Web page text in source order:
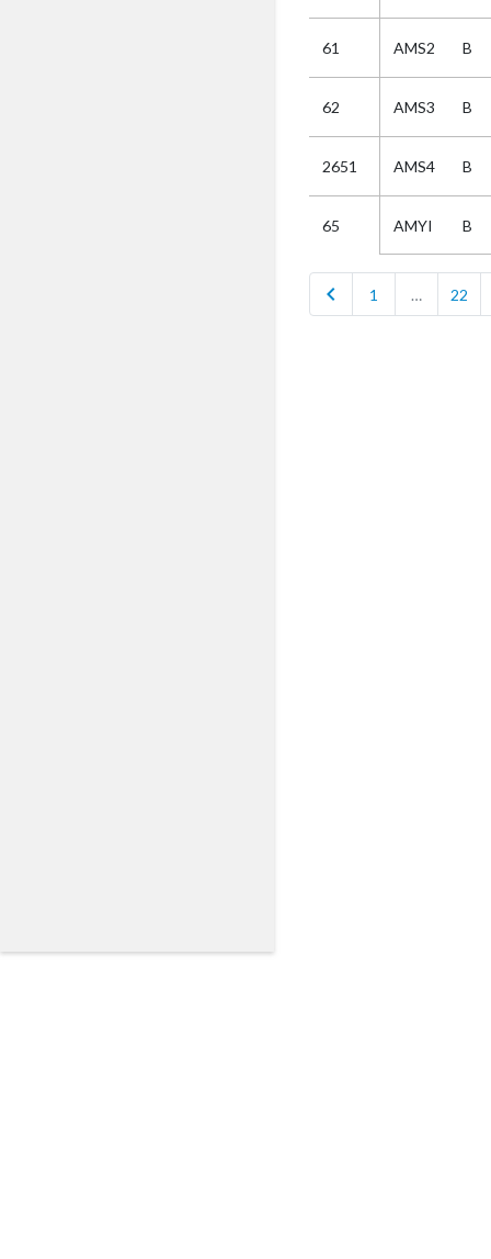
61 AMS2 B
62 AMS3 B
2651 AMS4 B
65 AMYI B
chevron_left 1 … 22